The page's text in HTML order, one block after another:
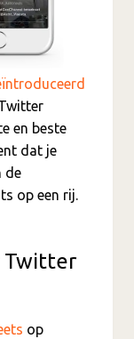
en beste
dat je
de
op een rij.
Twitter
op